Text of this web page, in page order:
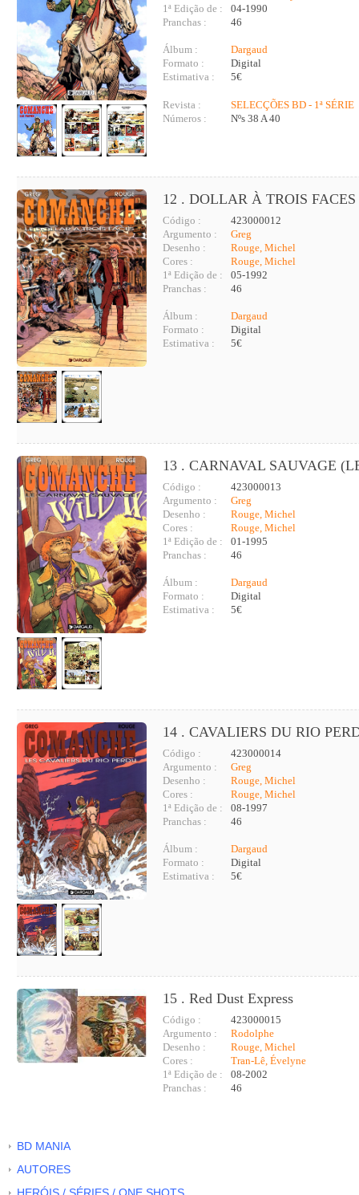
1ª Edição de :
04-1990
Pranchas :
46
Álbum :
Dargaud
Formato :
Digital
Estimativa :
5€
Revista :
SELECÇÕES BD - 1ª SÉRIE
Números :
Nºs 38 A 40
12 . DOLLAR À TROIS
Código :
423000012
Argumento :
Greg
Desenho :
Rouge, Michel
Cores :
Rouge, Michel
1ª Edição de :
05-1992
Pranchas :
46
Álbum :
Dargaud
Formato :
Digital
Estimativa :
5€
13 . CARNAVAL SAUVAGE
Código :
423000013
Argumento :
Greg
Desenho :
Rouge, Michel
Cores :
Rouge, Michel
1ª Edição de :
01-1995
Pranchas :
46
Álbum :
Dargaud
Formato :
Digital
Estimativa :
5€
14 . CAVALIERS DU RIO
Código :
423000014
Argumento :
Greg
Desenho :
Rouge, Michel
Cores :
Rouge, Michel
1ª Edição de :
08-1997
Pranchas :
46
Álbum :
Dargaud
Formato :
Digital
Estimativa :
5€
15 . Red Dust Express
Código :
423000015
Argumento :
Rodolphe
Desenho :
Rouge, Michel
Cores :
Tran-Lê, Évelyne
1ª Edição de :
08-2002
Pranchas :
46
BD MANIA
AUTORES